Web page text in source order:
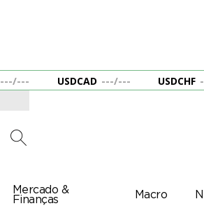
---/--- USDCAD ---/--- USDCHF
2
Mercado &
Finanças
Macro